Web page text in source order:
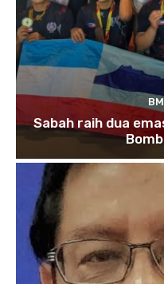
Sabah raih dua